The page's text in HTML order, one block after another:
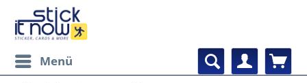
Menü